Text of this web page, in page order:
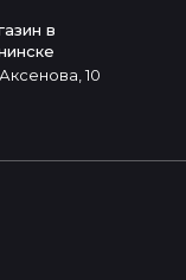
в
10